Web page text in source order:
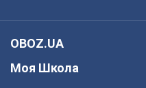
OBOZ.UA
Моя Школа